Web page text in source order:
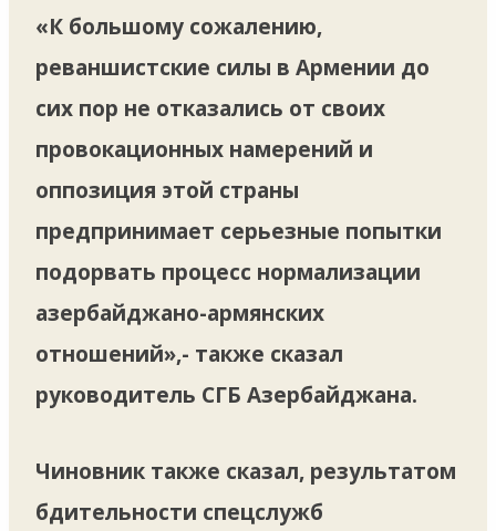
«К большому сожалению,
реваншистские силы в Армении до
сих пор не отказались от своих
провокационных намерений и
оппозиция этой страны
предпринимает серьезные попытки
подорвать процесс нормализации
азербайджано-армянских
отношений»,- также сказал
руководитель СГБ Азербайджана.
Чиновник также сказал, результатом
бдительности спецслужб